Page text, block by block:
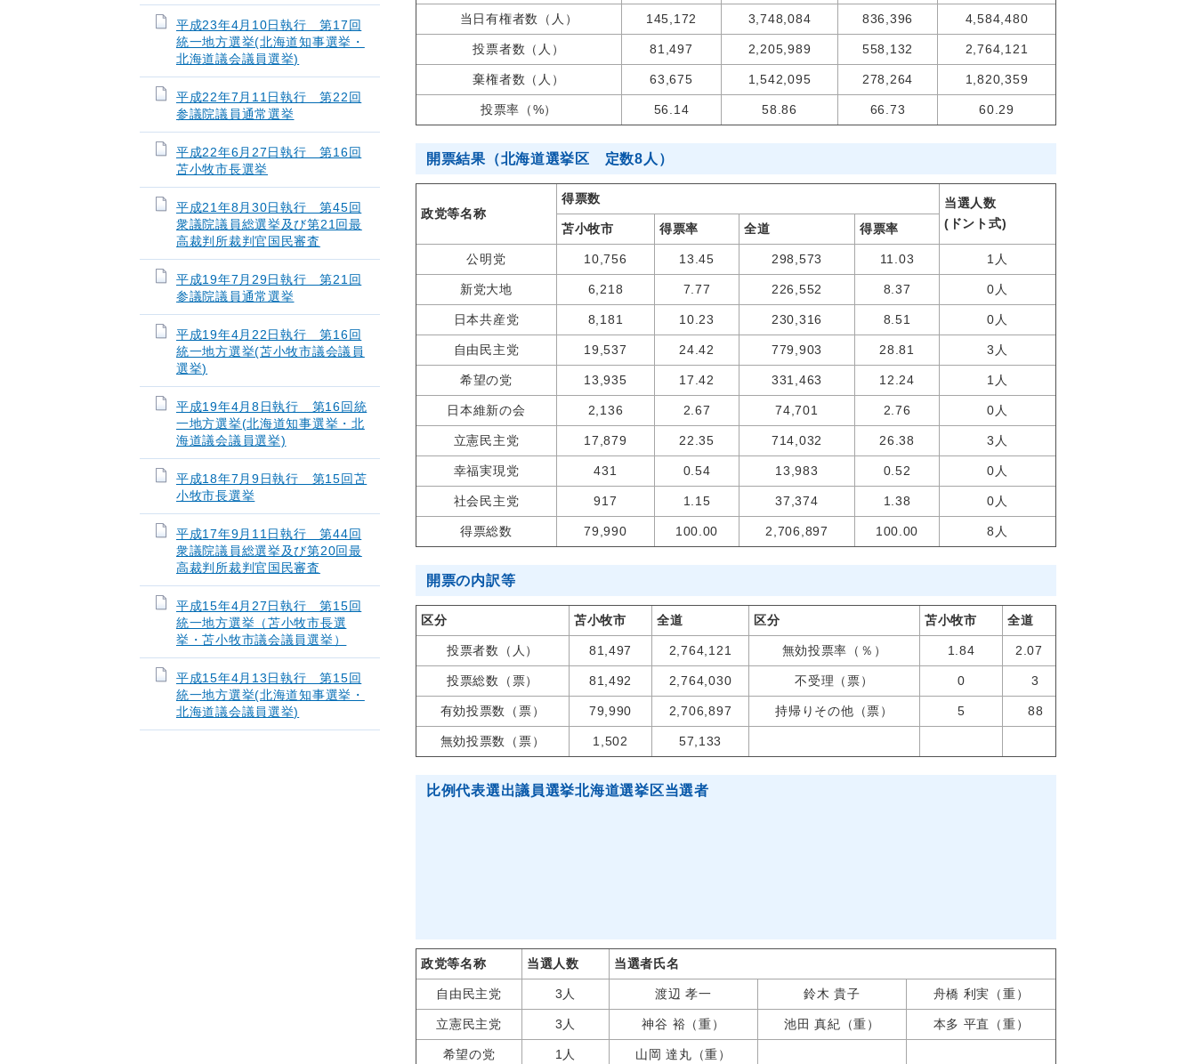
当日有権者数（人） 145,172 3,748,084 836,396 4,584,480
投票者数（人） 81,497 2,205,989 558,132 2,764,121
棄権者数（人） 63,675 1,542,095 278,264 1,820,359
投票率（%） 56.14 58.86 66.73 60.29
開票結果（北海道選挙区 定数8人）
政党等名称
得票数
当選人数
(ドント式)
苫小牧市 得票率 全道 得票率
公明党 10,756 13.45 298,573 11.03 1人
新党大地 6,218 7.77 226,552 8.37 0人
日本共産党 8,181 10.23 230,316 8.51 0人
自由民主党 19,537 24.42 779,903 28.81 3人
希望の党 13,935 17.42 331,463 12.24 1人
日本維新の会 2,136 2.67 74,701 2.76 0人
立憲民主党 17,879 22.35 714,032 26.38 3人
幸福実現党 431 0.54 13,983 0.52 0人
社会民主党 917 1.15 37,374 1.38 0人
得票総数 79,990 100.00 2,706,897 100.00 8人
開票の内訳等
区分 苫小牧市 全道 区分 苫小牧市 全道
投票者数（人） 81,497 2,764,121 無効投票率（％） 1.84 2.07
投票総数（票） 81,492 2,764,030 不受理（票） 0 3
有効投票数（票） 79,990 2,706,897 持帰りその他（票） 5 88
無効投票数（票） 1,502 57,133
比例代表選出議員選挙北海道選挙区当選者
政党等名称 当選人数 当選者氏名
自由民主党 3人 渡辺 孝一 鈴木 貴子 舟橋 利実（重）
立憲民主党 3人 神谷 裕（重） 池田 真紀（重） 本多 平直（重）
希望の党 1人 山岡 達丸（重）
平成23年4月10日執行 第17回
統一地方選挙(北海道知事選挙・
北海道議会議員選挙)
平成22年7月11日執行 第22回
参議院議員通常選挙
平成22年6月27日執行 第16回
苫小牧市長選挙
平成21年8月30日執行 第45回
衆議院議員総選挙及び第21回最
高裁判所裁判官国民審査
平成19年7月29日執行 第21回
参議院議員通常選挙
平成19年4月22日執行 第16回
統一地方選挙(苫小牧市議会議員
選挙)
平成19年4月8日執行 第16回統
一地方選挙(北海道知事選挙・北
海道議会議員選挙)
平成18年7月9日執行 第15回苫
小牧市長選挙
平成17年9月11日執行 第44回
衆議院議員総選挙及び第20回最
高裁判所裁判官国民審査
平成15年4月27日執行 第15回
統一地方選挙（苫小牧市長選
挙・苫小牧市議会議員選挙）
平成15年4月13日執行 第15回
統一地方選挙(北海道知事選挙・
北海道議会議員選挙)